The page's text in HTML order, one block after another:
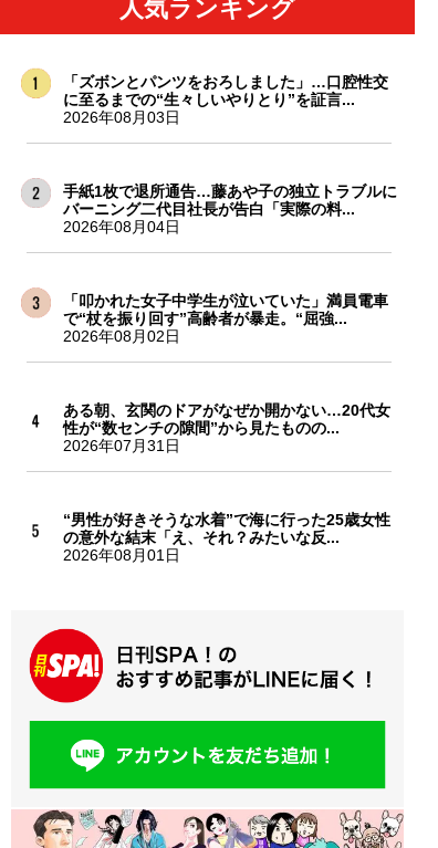
人気ランキング
「ズボンとパンツをおろしました」…口腔性交
に至るまでの“生々しいやりとり”を証言...
2026年08月03日
手紙1枚で退所通告…藤あや子の独立トラブルに
バーニング二代目社長が告白「実際の料...
2026年08月04日
「叩かれた女子中学生が泣いていた」満員電車
で“杖を振り回す”高齢者が暴走。“屈強...
2026年08月02日
ある朝、玄関のドアがなぜか開かない…20代女
性が“数センチの隙間”から見たものの...
2026年07月31日
“男性が好きそうな水着”で海に行った25歳女性
の意外な結末「え、それ？みたいな反...
2026年08月01日